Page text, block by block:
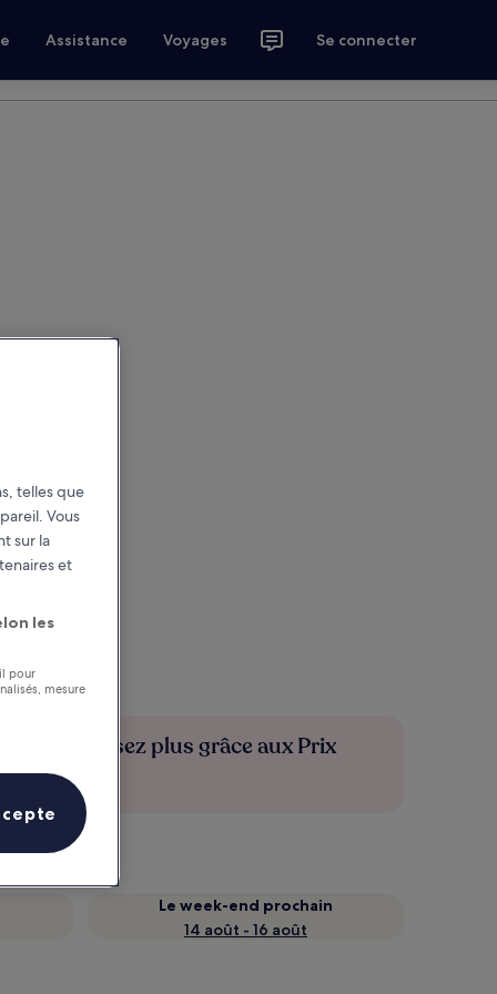
Assistance Voyages Se connecter
Économisez plus grâce aux Prix
membres
Le week-end prochain
14 août - 16 août
telles que
Vous
sur la
et
les
pour
mesure